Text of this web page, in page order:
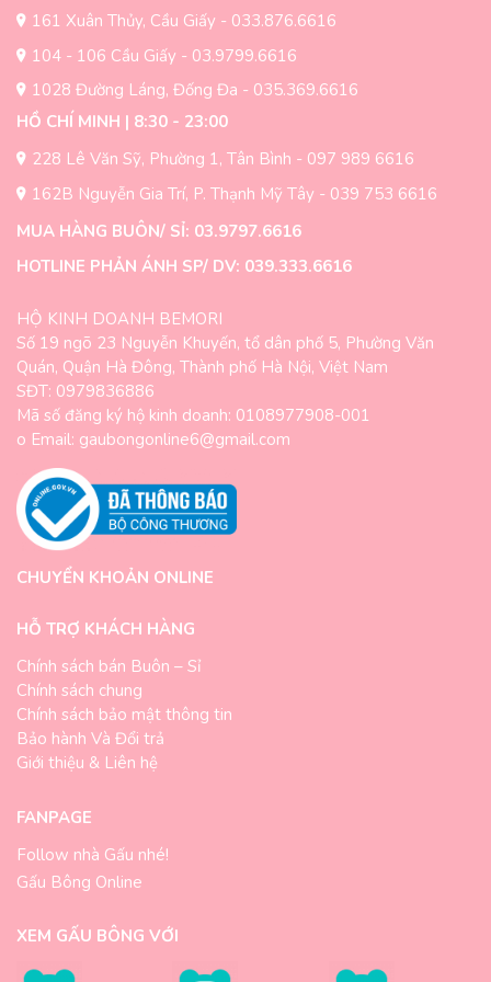
trang
phẩm
161 Xuân Thủy, Cầu Giấy - 033.876.6616
104 - 106 Cầu Giấy - 03.9799.6616
1028 Đường Láng, Đống Đa - 035.369.6616
HỒ CHÍ MINH | 8:30 - 23:00
228 Lê Văn Sỹ, Phường 1, Tân Bình - 097 989 6616
162B Nguyễn Gia Trí, P. Thạnh Mỹ Tây - 039 753 6616
MUA HÀNG BUÔN/ SỈ: 03.9797.6616
HOTLINE PHẢN ÁNH SP/ DV: 039.333.6616
HỘ KINH DOANH BEMORI
Số 19 ngõ 23 Nguyễn Khuyến, tổ dân phố 5, Phường Văn
Quán, Quận Hà Đông, Thành phố Hà Nội, Việt Nam
SĐT: 0979836886
Mã số đăng ký hộ kinh doanh: 0108977908-001
o Email: gaubongonline6@gmail.com
CHUYỂN KHOẢN ONLINE
HỖ TRỢ KHÁCH HÀNG
Chính sách bán Buôn – Sỉ
Chính sách chung
Chính sách bảo mật thông tin
Bảo hành Và Đổi trả
Giới thiệu & Liên hệ
FANPAGE
Follow nhà Gấu nhé!
Gấu Bông Online
XEM GẤU BÔNG VỚI